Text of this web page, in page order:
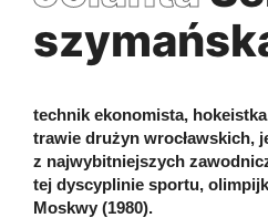
technik ekonomista,
trawie drużyn wrocławskich,
z najwybitniejszych
tej dyscyplinie sportu,
Moskwy (1980).